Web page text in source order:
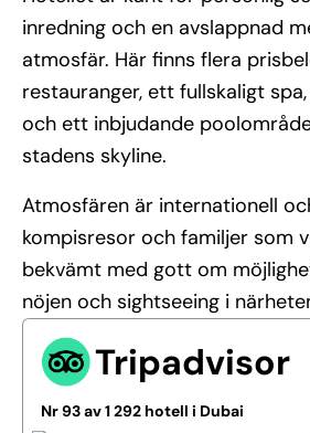
inredning och en avslappnad
atmosfär. Här finns flera
restauranger, ett fullskaligt
och ett inbjudande
stadens skyline.
Atmosfären är internationell
kompisresor och familjer som
bekvämt med gott om
nöjen och sightseeing i
Tripadvisor
Nr 93 av 1 292 hotell i Dubai